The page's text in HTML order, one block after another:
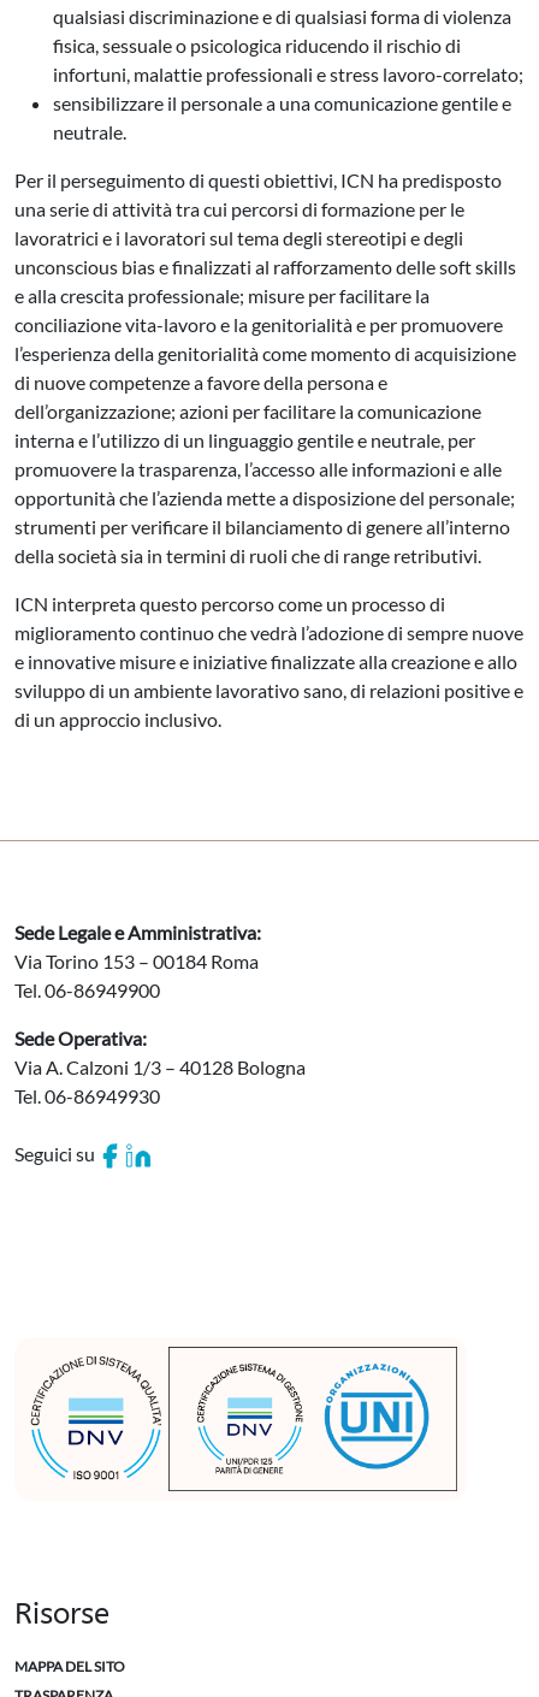
qualsiasi discriminazione e di qualsiasi forma di violenza
fisica, sessuale o psicologica riducendo il rischio di
infortuni, malattie professionali e stress lavoro-correlato;
sensibilizzare il personale a una comunicazione gentile e
neutrale.
Per il perseguimento di questi obiettivi, ICN ha predisposto
una serie di attività tra cui percorsi di formazione per le
lavoratrici e i lavoratori sul tema degli stereotipi e degli
unconscious bias e finalizzati al rafforzamento delle soft skills
e alla crescita professionale; misure per facilitare la
conciliazione vita-lavoro e la genitorialità e per promuovere
l’esperienza della genitorialità come momento di acquisizione
di nuove competenze a favore della persona e
dell’organizzazione; azioni per facilitare la comunicazione
interna e l’utilizzo di un linguaggio gentile e neutrale, per
promuovere la trasparenza, l’accesso alle informazioni e alle
opportunità che l’azienda mette a disposizione del personale;
strumenti per verificare il bilanciamento di genere all’interno
della società sia in termini di ruoli che di range retributivi.
ICN interpreta questo percorso come un processo di
miglioramento continuo che vedrà l’adozione di sempre nuove
e innovative misure e iniziative finalizzate alla creazione e allo
sviluppo di un ambiente lavorativo sano, di relazioni positive e
di un approccio inclusivo.
Sede Legale e Amministrativa:
Via Torino 153 – 00184 Roma
Tel. 06-86949900
Sede Operativa:
Via A. Calzoni 1/3 – 40128 Bologna
Tel. 06-86949930
Seguici su
Risorse
MAPPA DEL SITO